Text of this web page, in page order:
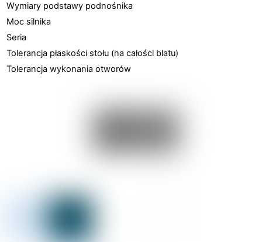
Wymiary podstawy podnośnika
Moc silnika
Seria
Tolerancja płaskości stołu (na całości blatu)
Tolerancja wykonania otworów